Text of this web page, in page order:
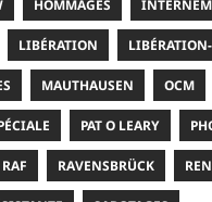
HOMMAGES
LIBÉRATION
MAUTHAUSEN OCM
PAT O LEARY
RAF RAVENSBRÜCK